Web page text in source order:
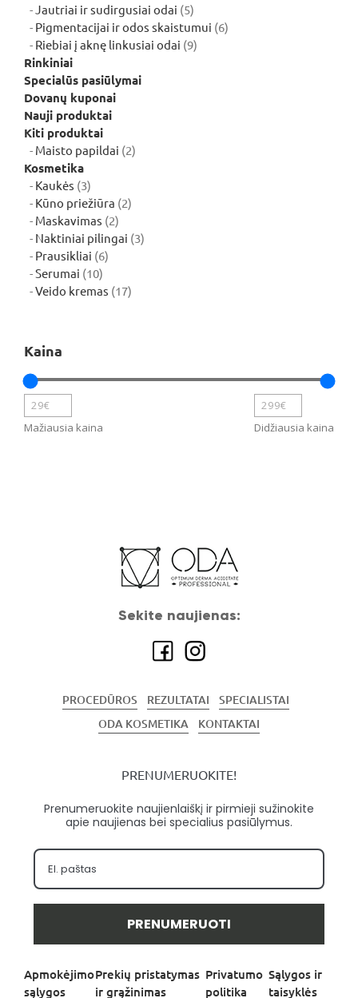
produktai
Jautriai ir sudirgusiai odai 55
produktai
Pigmentacijai ir odos skaistumui 66
Riebiai į aknę linkusiai odai 99
Rinkiniai
Specialūs pasiūlymai
Dovanų kuponai
Nauji produktai
Kiti produktai
Maisto papildai 22
Kosmetika
Kaukės 33
produktai
Kūno priežiūra 22
Maskavimas 22
produktai
Naktiniai pilingai 33
Prausikliai 66
Serumai 1010
produktų
Veido kremas 1717
Kaina
Mažiausia kaina Didžiausia kaina
Sekite naujienas:
PROCEDŪROS REZULTATAI
SPECIALISTAI
ODA KOSMETIKA
KONTAKTAI
PRENUMERUOKITE!
Prenumeruokite naujienlaiškį ir pirmieji sužinokite
apie naujienas bei specialius pasiūlymus.
PRENUMERUOTI
Apmokėjimo
sąlygos
Prekių pristatymas
ir grąžinimas
Privatumo
politika
Sąlygos ir
taisyklės